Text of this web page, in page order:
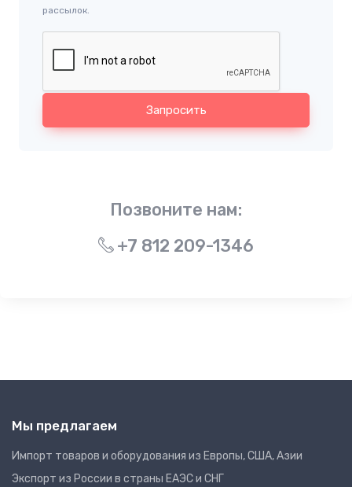
рассылок.
Запросить
Позвоните нам:
+7 812 209-1346
Мы предлагаем
Импорт товаров и оборудования из Европы, США, Азии
Экспорт из России в страны ЕАЭС и СНГ